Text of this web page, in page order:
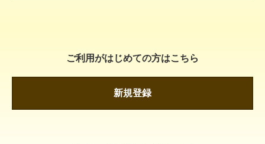
ご利用がはじめての方はこちら
新規登録